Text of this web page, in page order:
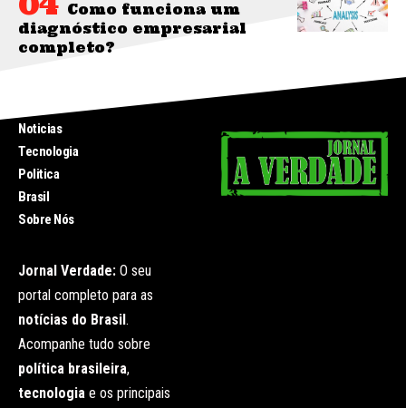
Como funciona um
diagnóstico empresarial
completo?
Noticias
Tecnologia
Politica
Brasil
Sobre Nós
Jornal Verdade: O seu
portal completo para as
notícias do Brasil .
Acompanhe tudo sobre
política brasileira,
tecnologia e os principais